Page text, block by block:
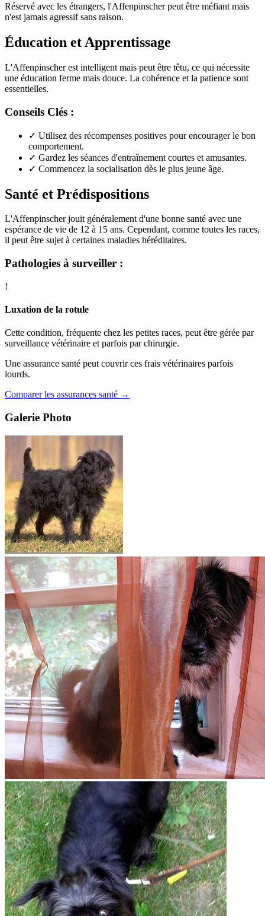
Réservé avec les étrangers, l'Affenpinscher peut être méfiant mais
n'est jamais agressif sans raison.
Éducation et Apprentissage
L'Affenpinscher est intelligent mais peut être têtu, ce qui nécessite
une éducation ferme mais douce. La cohérence et la patience sont
essentielles.
Conseils Clés :
✓ Utilisez des récompenses positives pour encourager le bon
comportement.
✓ Gardez les séances d'entraînement courtes et amusantes.
✓ Commencez la socialisation dès le plus jeune âge.
Santé et Prédispositions
L'Affenpinscher jouit généralement d'une bonne santé avec une
espérance de vie de 12 à 15 ans. Cependant, comme toutes les races,
il peut être sujet à certaines maladies héréditaires.
Pathologies à surveiller :
!
Luxation de la rotule
Cette condition, fréquente chez les petites races, peut être gérée par
surveillance vétérinaire et parfois par chirurgie.
Une assurance santé peut couvrir ces frais vétérinaires parfois
lourds.
Comparer les assurances santé →
Galerie Photo